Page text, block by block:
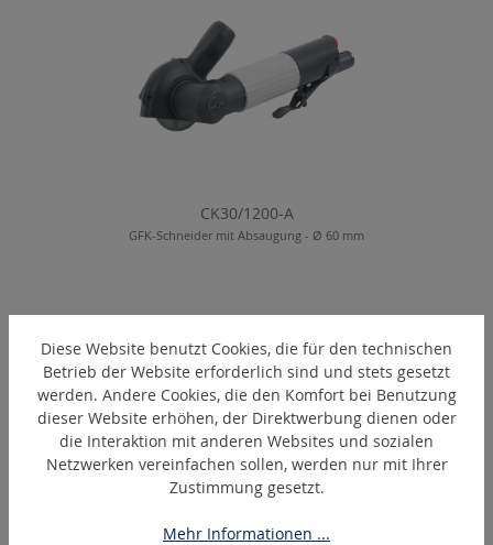
CK30/1200-A
GFK-Schneider mit Absaugung - Ø 60 mm
Produktgalerie überspringen
Ähnliche Artikel
Diese Website benutzt Cookies, die für den technischen
Betrieb der Website erforderlich sind und stets gesetzt
werden. Andere Cookies, die den Komfort bei Benutzung
dieser Website erhöhen, der Direktwerbung dienen oder
die Interaktion mit anderen Websites und sozialen
Netzwerken vereinfachen sollen, werden nur mit Ihrer
Zustimmung gesetzt.
Mehr Informationen ...